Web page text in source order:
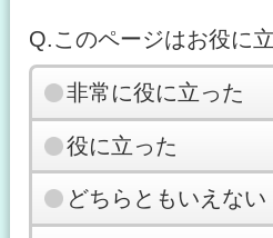
Q.このページはお役に
非常に役に立った
役に立った
どちらともいえない